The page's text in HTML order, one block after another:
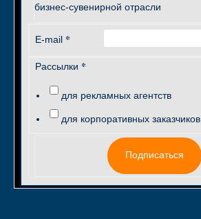
бизнес-сувенирной отрасли
E-mail *
Рассылки *
для рекламных агентств
для корпоративных заказчиков
Подписаться